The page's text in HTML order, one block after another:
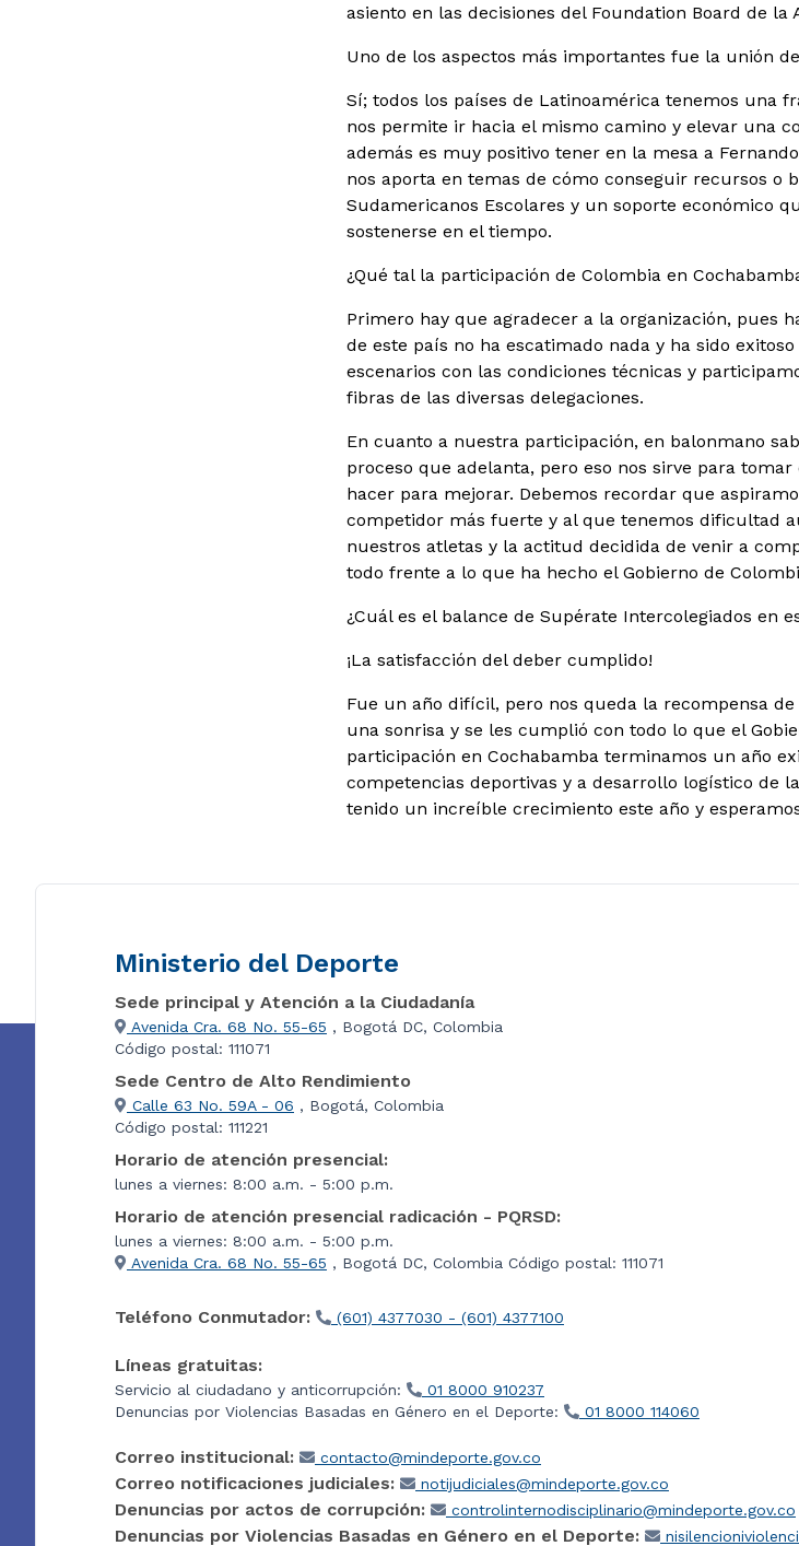
asiento en las decisiones del Foundation Board de la
Uno de los aspectos más importantes fue la unión
Sí; todos los países de Latinoamérica tenemos una
nos permite ir hacia el mismo camino y elevar una
además es muy positivo tener en la mesa a
nos aporta en temas de cómo conseguir recursos
Sudamericanos Escolares y un soporte económico
sostenerse en el tiempo.
¿Qué tal la participación de Colombia en
Primero hay que agradecer a la organización, pues
de este país no ha escatimado nada y ha sido
escenarios con las condiciones técnicas y
fibras de las diversas delegaciones.
En cuanto a nuestra participación, en balonmano
proceso que adelanta, pero eso nos sirve para
hacer para mejorar. Debemos recordar que
competidor más fuerte y al que tenemos dificultad
nuestros atletas y la actitud decidida de venir a
todo frente a lo que ha hecho el Gobierno de
¿Cuál es el balance de Supérate Intercolegiados en
¡La satisfacción del deber cumplido!
Fue un año difícil, pero nos queda la recompensa
una sonrisa y se les cumplió con todo lo que el
participación en Cochabamba terminamos un año
competencias deportivas y a desarrollo logístico de
tenido un increíble crecimiento este año y
Ministerio del Deporte
Sede principal y Atención a la Ciudadanía
Avenida Cra. 68 No. 55-65 , Bogotá DC, Colombia
Código postal: 111071
Sede Centro de Alto Rendimiento
Calle 63 No. 59A - 06 , Bogotá, Colombia
Código postal: 111221
Horario de atención presencial:
lunes a viernes: 8:00 a.m. - 5:00 p.m.
Horario de atención presencial radicación - PQRSD:
lunes a viernes: 8:00 a.m. - 5:00 p.m.
Avenida Cra. 68 No. 55-65 , Bogotá DC, Colombia Código postal: 111071
Teléfono Conmutador: (601) 4377030 - (601) 4377100
Líneas gratuitas:
Servicio al ciudadano y anticorrupción:
01 8000 910237
Denuncias por Violencias Basadas en Género en el Deporte:
01 8000 114060
Correo institucional: contacto@mindeporte.gov.co
Correo notificaciones judiciales: notijudiciales@mindeporte.gov.co
Denuncias por actos de corrupción: controlinternodisciplinario@mindeporte.gov.co
Denuncias por Violencias Basadas en Género en el Deporte: